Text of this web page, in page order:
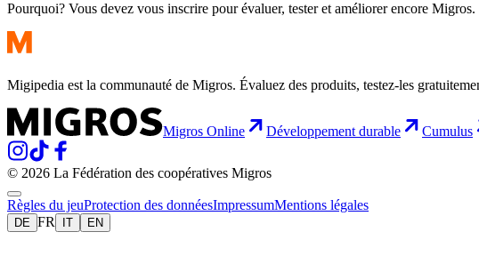
Pourquoi? Vous devez vous inscrire pour évaluer, tester et améliorer encore Migros.
Migipedia est la communauté de Migros. Évaluez des produits, testez-les
Migros Online Développement durable Cumulus
© 2026 La Fédération des coopératives Migros
Règles du jeuProtection des donnéesImpressumMentions légales
DE FR IT EN